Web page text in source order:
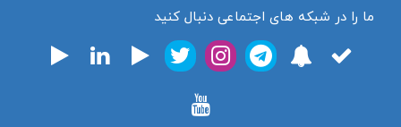
ما را در شبکه های اجتماعی دنبال کنید